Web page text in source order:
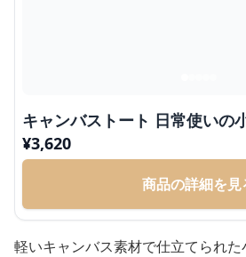
キャンバストート 日常使いの
¥3,620
商品の詳細を見
軽いキャンバス素材で仕立てられ